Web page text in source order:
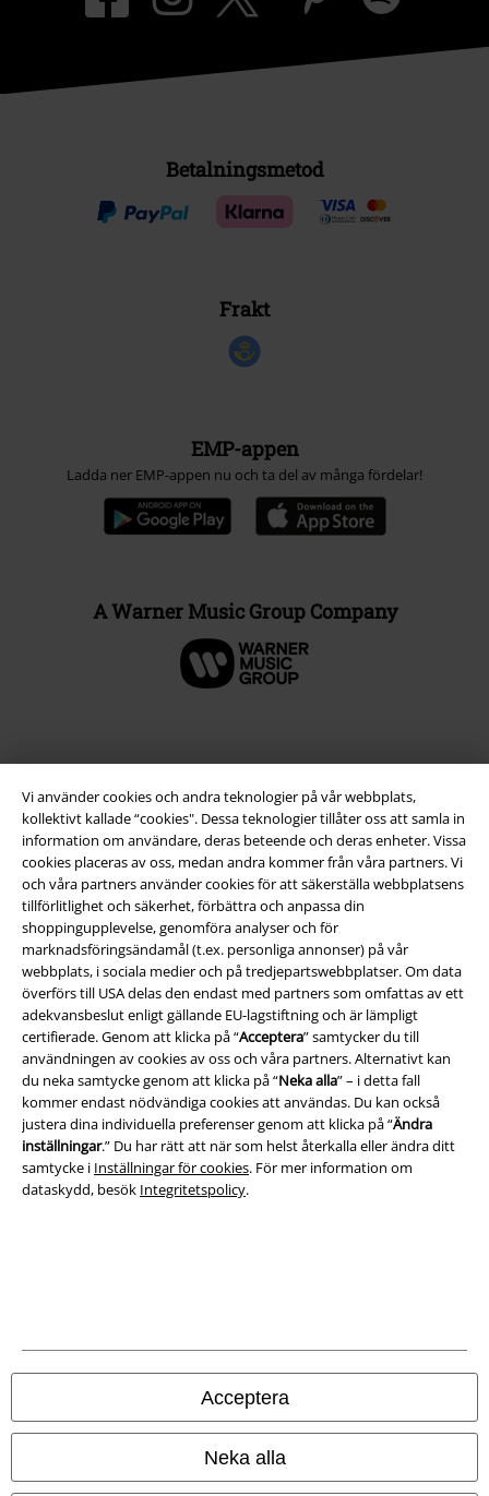
Vi använder cookies och andra teknologier på vår webbplats,
kollektivt kallade “cookies". Dessa teknologier tillåter oss att samla in
information om användare, deras beteende och deras enheter. Vissa
cookies placeras av oss, medan andra kommer från våra partners. Vi
och våra partners använder cookies för att säkerställa webbplatsens
tillförlitlighet och säkerhet, förbättra och anpassa din
shoppingupplevelse, genomföra analyser och för
marknadsföringsändamål (t.ex. personliga annonser) på vår
webbplats, i sociala medier och på tredjepartswebbplatser. Om data
överförs till USA delas den endast med partners som omfattas av ett
adekvansbeslut enligt gällande EU-lagstiftning och är lämpligt
certifierade. Genom att klicka på “Acceptera” samtycker du till
användningen av cookies av oss och våra partners. Alternativt kan
du neka samtycke genom att klicka på “Neka alla” – i detta fall
kommer endast nödvändiga cookies att användas. Du kan också
justera dina individuella preferenser genom att klicka på “Ändra
inställningar.” Du har rätt att när som helst återkalla eller ändra ditt
samtycke i Inställningar för cookies. För mer information om
dataskydd, besök Integritetspolicy.
Acceptera
Neka alla
Betalningsmetod
Frakt
EMP-appen
Ladda ner EMP-appen nu och ta del av många fördelar!
A Warner Music Group Company
Juridisk information/Villkor
Villkor
Om oss
Ladda ner villkoren
Avfallshantering och miljöskydd
Försäkran om överensstämmelse